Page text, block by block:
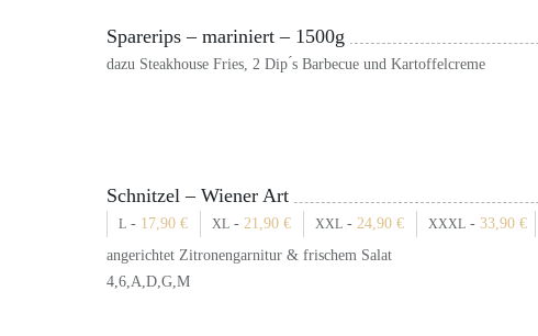
Sparerips – mariniert – 1500g
dazu Steakhouse Fries, 2 Dip ́s Barbecue und Kartoffelcreme
Schnitzel – Wiener Art
L - 17,90 € XL - 21,90 € XXL - 24,90 € XXXL - 33,90 €
angerichtet Zitronengarnitur & frischem Salat
4,6,A,D,G,M